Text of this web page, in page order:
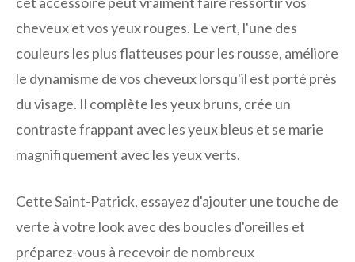
cheveux et vos yeux rouges. Le vert, l'une des
couleurs les plus flatteuses pour les rousse, améliore
le dynamisme de vos cheveux lorsqu'il est porté près
du visage. Il complète les yeux bruns, crée un
contraste frappant avec les yeux bleus et se marie
magnifiquement avec les yeux verts.
Cette Saint-Patrick, essayez d'ajouter une touche de
verte à votre look avec des boucles d'oreilles et
préparez-vous à recevoir de nombreux